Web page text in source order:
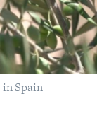
in Spain